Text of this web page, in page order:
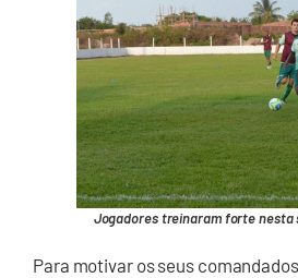
Jogadores treinaram forte nesta
Para motivar os seus